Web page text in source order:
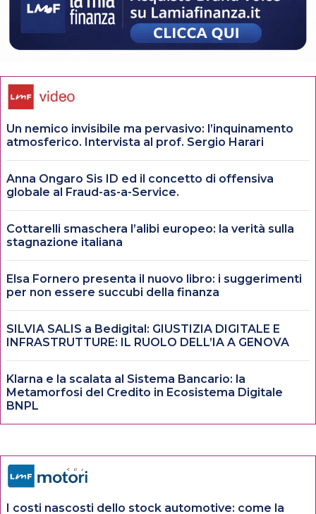
Un nemico invisibile ma pervasivo: l’inquinamento
atmosferico. Intervista al prof. Sergio Harari
Anna Ongaro Sis ID ed il concetto di offensiva
globale al Fraud-as-a-Service.
Cottarelli smaschera l’alibi europeo: la verità sulla
stagnazione italiana
Elsa Fornero presenta il nuovo libro: i suggerimenti
per non essere succubi della finanza
SILVIA SALIS a Bedigital: GIUSTIZIA DIGITALE E
INFRASTRUTTURE: IL RUOLO DELL’IA A GENOVA
Klarna e la scalata al Sistema Bancario: la
Metamorfosi del Credito in Ecosistema Digitale
BNPL
I costi nascosti dello stock automotive: come la